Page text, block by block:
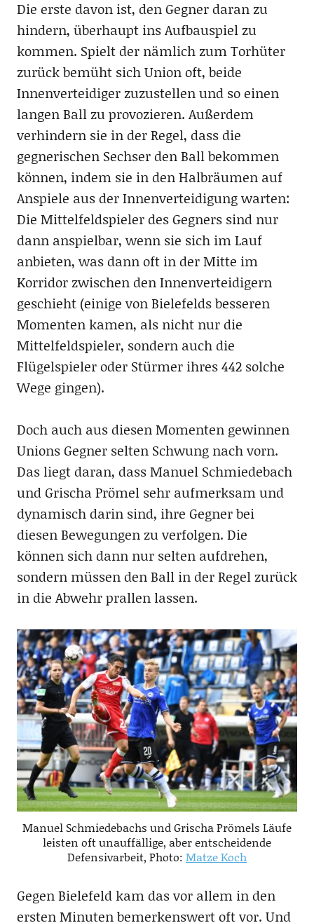
Die erste davon ist, den Gegner daran zu
hindern, überhaupt ins Aufbauspiel zu
kommen. Spielt der nämlich zum Torhüter
zurück bemüht sich Union oft, beide
Innenverteidiger zuzustellen und so einen
langen Ball zu provozieren. Außerdem
verhindern sie in der Regel, dass die
gegnerischen Sechser den Ball bekommen
können, indem sie in den Halbräumen auf
Anspiele aus der Innenverteidigung warten:
Die Mittelfeldspieler des Gegners sind nur
dann anspielbar, wenn sie sich im Lauf
anbieten, was dann oft in der Mitte im
Korridor zwischen den Innenverteidigern
geschieht (einige von Bielefelds besseren
Momenten kamen, als nicht nur die
Mittelfeldspieler, sondern auch die
Flügelspieler oder Stürmer ihres 442 solche
Wege gingen).
Doch auch aus diesen Momenten gewinnen
Unions Gegner selten Schwung nach vorn.
Das liegt daran, dass Manuel Schmiedebach
und Grischa Prömel sehr aufmerksam und
dynamisch darin sind, ihre Gegner bei
diesen Bewegungen zu verfolgen. Die
können sich dann nur selten aufdrehen,
sondern müssen den Ball in der Regel zurück
in die Abwehr prallen lassen.
Manuel Schmiedebachs und Grischa Prömels Läufe
leisten oft unauffällige, aber entscheidende
Defensivarbeit, Photo: Matze Koch
Gegen Bielefeld kam das vor allem in den
ersten Minuten bemerkenswert oft vor. Und